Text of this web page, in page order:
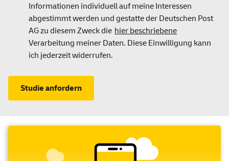
Informationen individuell auf meine Interessen
abgestimmt werden und gestatte der Deutschen Post
AG zu diesem Zweck die hier beschriebene
Verarbeitung meiner Daten. Diese Einwilligung kann
ich jederzeit widerrufen.
Studie anfordern